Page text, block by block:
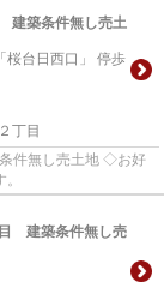
築条件無し売土
桜台日西口」 停歩
２丁目
件無し売土地 ◇お好
建築条件無し売